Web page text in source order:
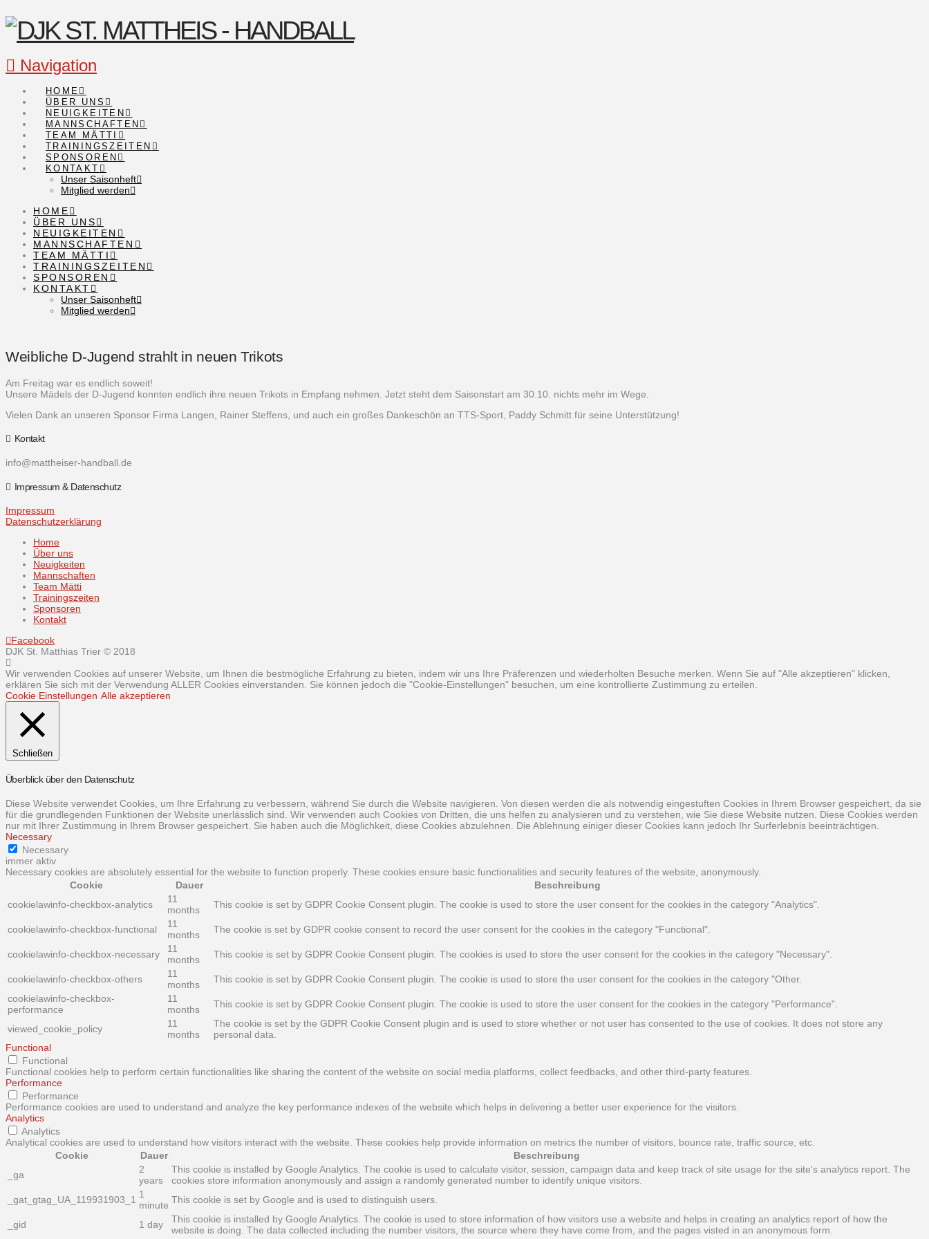
Navigation
HOME
ÜBER UNS
NEUIGKEITEN
MANNSCHAFTEN
TEAM MÄTTI
TRAININGSZEITEN
SPONSOREN
KONTAKT
Unser Saisonheft
Mitglied werden
HOME
ÜBER UNS
NEUIGKEITEN
MANNSCHAFTEN
TEAM MÄTTI
TRAININGSZEITEN
SPONSOREN
KONTAKT
Unser Saisonheft
Mitglied werden
Weibliche D-Jugend strahlt in neuen Trikots
Am Freitag war es endlich soweit!
Unsere Mädels der D-Jugend konnten endlich ihre neuen Trikots in Empfang nehmen. Jetzt steht dem Saisonstart am 30.10. nichts mehr im Wege.
Vielen Dank an unseren Sponsor Firma Langen, Rainer Steffens, und auch ein großes Dankeschön an TTS-Sport, Paddy Schmitt für seine Unterstützung!
Kontakt
info@mattheiser-handball.de
Impressum & Datenschutz
Impressum
Datenschutzerklärung
Home
Über uns
Neuigkeiten
Mannschaften
Team Mätti
Trainingszeiten
Sponsoren
Kontakt
Facebook
DJK St. Matthias Trier © 2018
Wir verwenden Cookies auf unserer Website, um Ihnen die bestmögliche Erfahrung zu bieten, indem wir uns Ihre Präferenzen und wiederholten Besuche merken. Wenn Sie auf "Alle akzeptieren" klicken,
erklären Sie sich mit der Verwendung ALLER Cookies einverstanden. Sie können jedoch die "Cookie-Einstellungen" besuchen, um eine kontrollierte Zustimmung zu erteilen.
Cookie Einstellungen Alle akzeptieren
Schließen
Überblick über den Datenschutz
Diese Website verwendet Cookies, um Ihre Erfahrung zu verbessern, während Sie durch die Website navigieren. Von diesen werden die als notwendig eingestuften Cookies in Ihrem Browser gespeichert, da sie
für die grundlegenden Funktionen der Website unerlässlich sind. Wir verwenden auch Cookies von Dritten, die uns helfen zu analysieren und zu verstehen, wie Sie diese Website nutzen. Diese Cookies werden
nur mit Ihrer Zustimmung in Ihrem Browser gespeichert. Sie haben auch die Möglichkeit, diese Cookies abzulehnen. Die Ablehnung einiger dieser Cookies kann jedoch Ihr Surferlebnis beeinträchtigen.
Necessary
Necessary
immer aktiv
Necessary cookies are absolutely essential for the website to function properly. These cookies ensure basic functionalities and security features of the website, anonymously.
Cookie
Dauer
Beschreibung
cookielawinfo-checkbox-analytics
11
months
This cookie is set by GDPR Cookie Consent plugin. The cookie is used to store the user consent for the cookies in the category "Analytics".
cookielawinfo-checkbox-functional
11
months
The cookie is set by GDPR cookie consent to record the user consent for the cookies in the category "Functional".
cookielawinfo-checkbox-necessary
11
months
This cookie is set by GDPR Cookie Consent plugin. The cookies is used to store the user consent for the cookies in the category "Necessary".
cookielawinfo-checkbox-others
11
months
This cookie is set by GDPR Cookie Consent plugin. The cookie is used to store the user consent for the cookies in the category "Other.
cookielawinfo-checkbox-
performance
11
months
This cookie is set by GDPR Cookie Consent plugin. The cookie is used to store the user consent for the cookies in the category "Performance".
viewed_cookie_policy
11
months
The cookie is set by the GDPR Cookie Consent plugin and is used to store whether or not user has consented to the use of cookies. It does not store any
personal data.
Functional
Functional
Functional cookies help to perform certain functionalities like sharing the content of the website on social media platforms, collect feedbacks, and other third-party features.
Performance
Performance
Performance cookies are used to understand and analyze the key performance indexes of the website which helps in delivering a better user experience for the visitors.
Analytics
Analytics
Analytical cookies are used to understand how visitors interact with the website. These cookies help provide information on metrics the number of visitors, bounce rate, traffic source, etc.
Cookie
Dauer
Beschreibung
_ga
2
years
This cookie is installed by Google Analytics. The cookie is used to calculate visitor, session, campaign data and keep track of site usage for the site's analytics report. The
cookies store information anonymously and assign a randomly generated number to identify unique visitors.
_gat_gtag_UA_119931903_1 1
minute This cookie is set by Google and is used to distinguish users.
_gid 1 day
This cookie is installed by Google Analytics. The cookie is used to store information of how visitors use a website and helps in creating an analytics report of how the
website is doing. The data collected including the number visitors, the source where they have come from, and the pages visted in an anonymous form.